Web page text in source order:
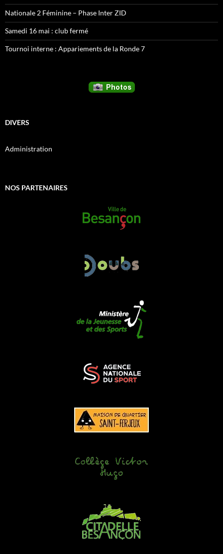
Nationale 2 Féminine – Phase Inter ZID
Samedi 16 mai : club fermé
Tournoi interne : Appariements de la Ronde 7
DIVERS
Administration
NOS PARTENAIRES